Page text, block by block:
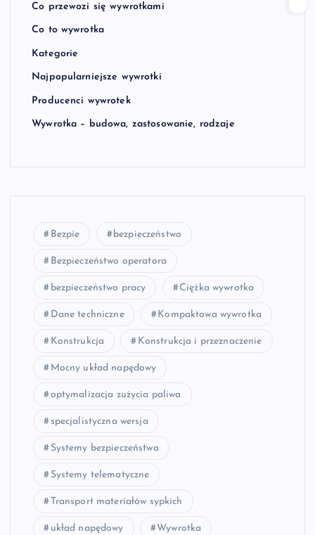
Co przewozi się wywrotkami
Co to wywrotka
Kategorie
Najpopularniejsze wywrotki
Producenci wywrotek
Wywrotka – budowa, zastosowanie, rodzaje
Bezpie bezpieczeństwo
Bezpieczeństwo operatora
bezpieczeństwo pracy Ciężka wywrotka
Dane techniczne Kompaktowa wywrotka
Konstrukcja Konstrukcja i przeznaczenie
Mocny układ napędowy
optymalizacja zużycia paliwa
specjalistyczna wersja
Systemy bezpieczeństwa
Systemy telematyczne
Transport materiałów sypkich
układ napędowy Wywrotka